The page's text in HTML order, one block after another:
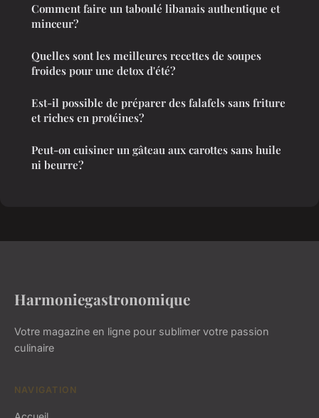
Comment faire un taboulé libanais authentique et
minceur?
Quelles sont les meilleures recettes de soupes
froides pour une detox d'été?
Est-il possible de préparer des falafels sans friture
et riches en protéines?
Peut-on cuisiner un gâteau aux carottes sans huile
ni beurre?
Harmoniegastronomique
Votre magazine en ligne pour sublimer votre passion
culinaire
NAVIGATION